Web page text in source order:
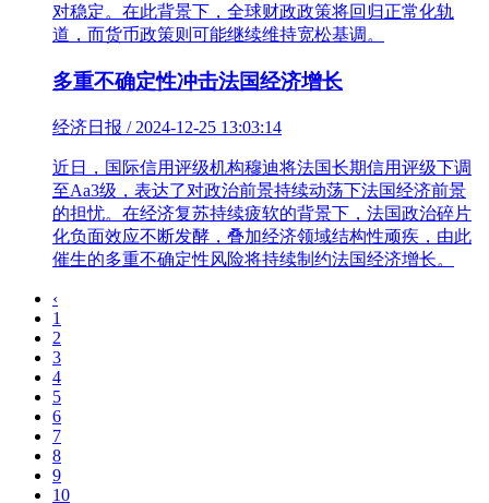
对稳定。在此背景下，全球财政政策将回归正常化轨
道，而货币政策则可能继续维持宽松基调。
多重不确定性冲击法国经济增长
经济日报 / 2024-12-25 13:03:14
近日，国际信用评级机构穆迪将法国长期信用评级下调
至Aa3级，表达了对政治前景持续动荡下法国经济前景
的担忧。在经济复苏持续疲软的背景下，法国政治碎片
化负面效应不断发酵，叠加经济领域结构性顽疾，由此
催生的多重不确定性风险将持续制约法国经济增长。
‹
1
2
3
4
5
6
7
8
9
10